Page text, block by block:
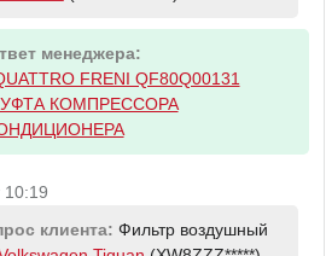
менеджера:
FRENI QF80Q00131
КОМПРЕССОРА
10:19
клиента: Фильтр воздушный